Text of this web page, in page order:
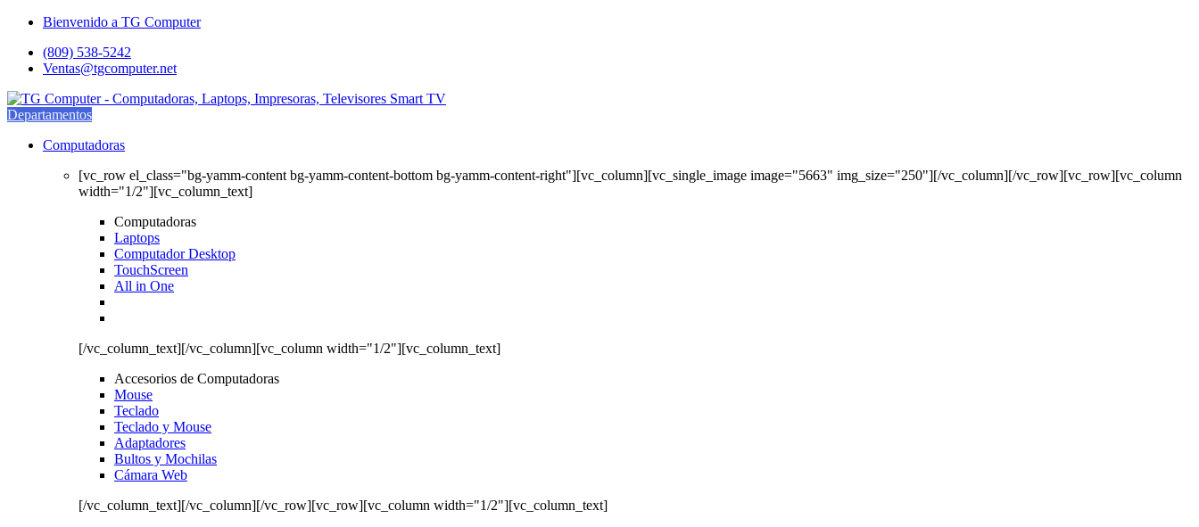
Saltar
navegación
saltar
contenido
Bienvenido a TG Computer
(809) 538-5242
Ventas@tgcomputer.net
Departamentos
Computadoras
[vc_row el_class="bg-yamm-content bg-yamm-content-bottom bg-yamm-content-right"][vc_column][vc_single_image image="5663" img_size="250"][/vc_column][/vc_row][vc_row][vc_column
width="1/2"][vc_column_text]
Computadoras
Laptops
Computador Desktop
TouchScreen
All in One
[/vc_column_text][/vc_column][vc_column width="1/2"][vc_column_text]
Accesorios de Computadoras
Mouse
Teclado
Teclado y Mouse
Adaptadores
Bultos y Mochilas
Cámara Web
[/vc_column_text][/vc_column][/vc_row][vc_row][vc_column width="1/2"][vc_column_text]